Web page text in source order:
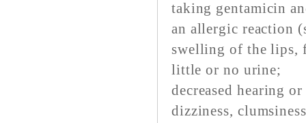
taking gentamicin
an allergic reaction
swelling of the lips,
little or no urine;
decreased hearing
dizziness,